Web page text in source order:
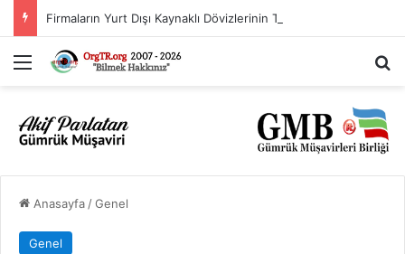
Menü
Anasayfa/Genel
Genel